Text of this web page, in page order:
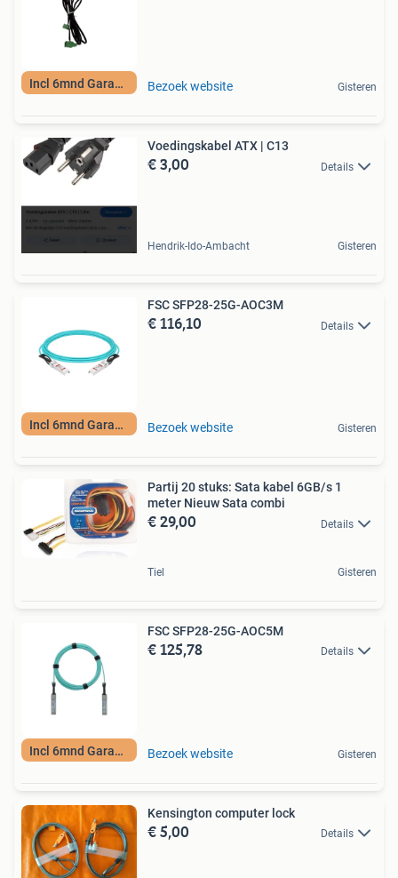
Incl 6mnd Garantie Bezoek website Gisteren
Voedingskabel ATX | C13
€ 3,00 Details
Hendrik-Ido-Ambacht Gisteren
Incl 6mnd Garantie
FSC SFP28-25G-AOC3M
€ 116,10 Details
Bezoek website Gisteren
Partij 20 stuks: Sata kabel 6GB/s 1
meter Nieuw Sata combi
€ 29,00 Details
Tiel Gisteren
Incl 6mnd Garantie
FSC SFP28-25G-AOC5M
€ 125,78 Details
Bezoek website Gisteren
Kensington computer lock
€ 5,00 Details